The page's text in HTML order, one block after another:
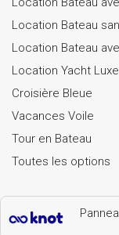
Location Bateau
Location Bateau
Location Yacht Luxe
Croisière Bleue
Vacances Voile
Tour en Bateau
Toutes les options